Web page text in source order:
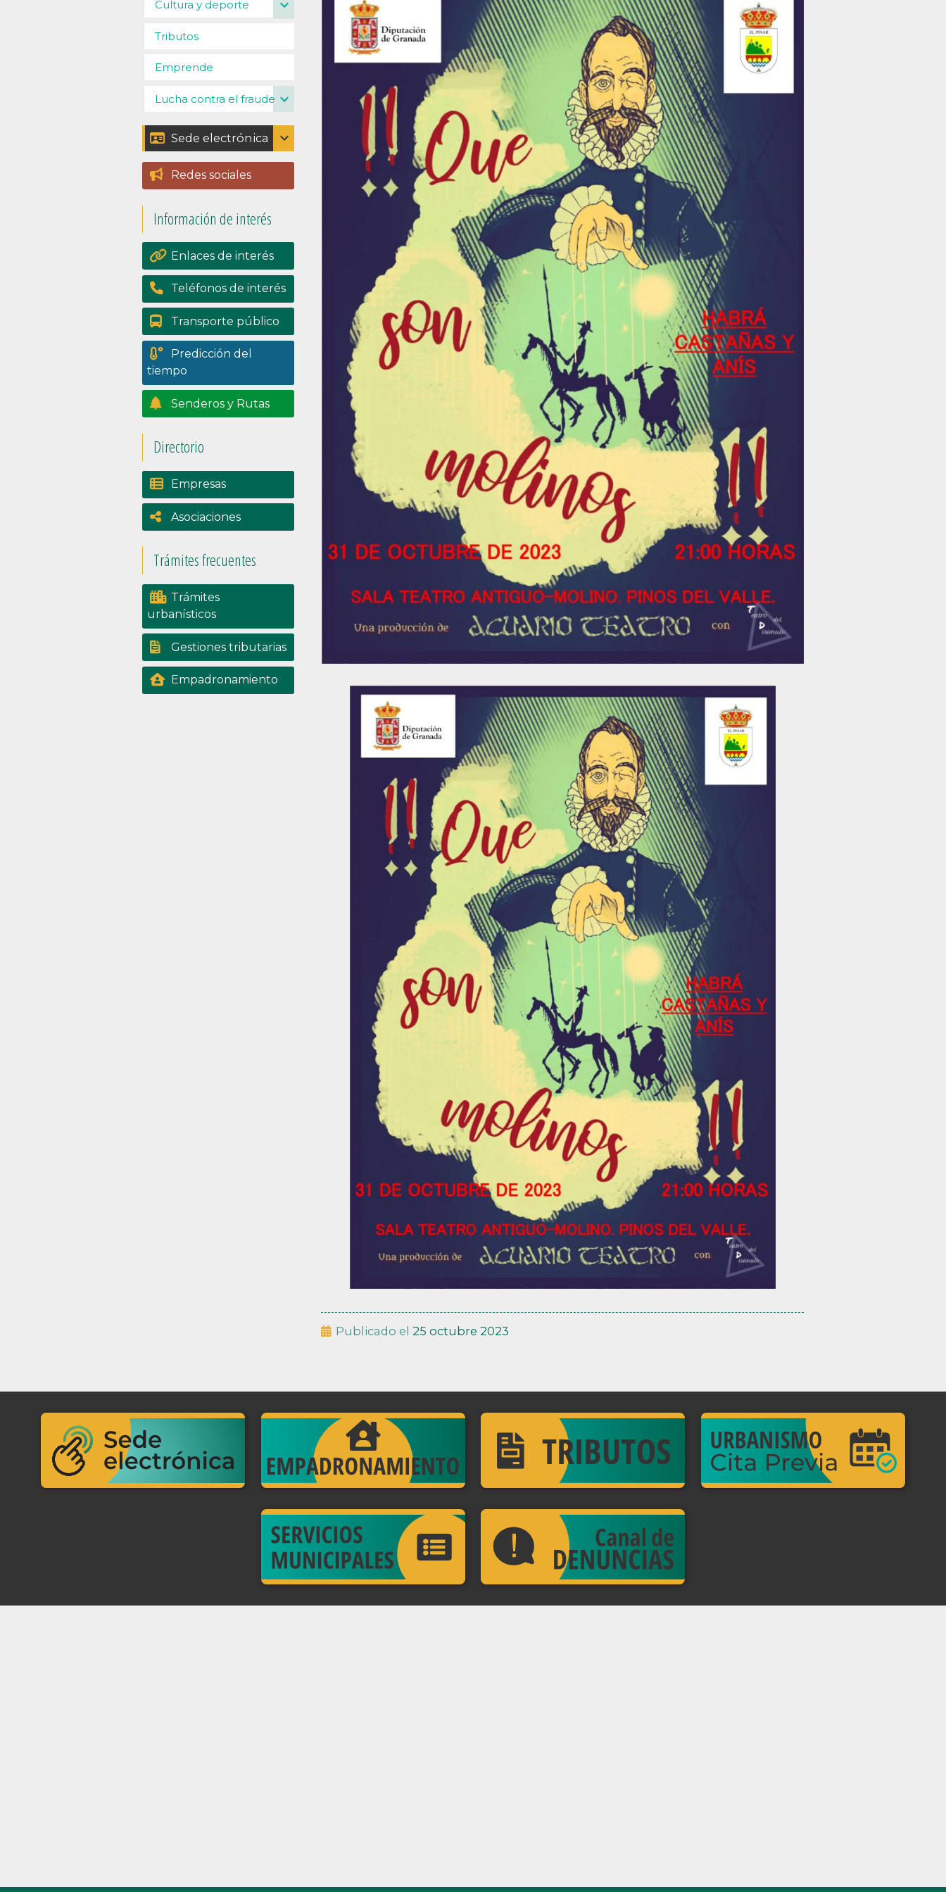
Publicado el 25 octubre 2023
Cultura y deporte expand_more
Tributos
Emprende
Lucha contra el fraude expand_more
Sede electrónica expand_more
Catálogo de trámites
Padrón
Perfil del contratante
Portal de
transpariencia
Redes sociales
Información de interés
Enlaces de interés
Teléfonos de interés
Transporte público
Predicción del
tiempo
Senderos y Rutas
Directorio
Empresas
Asociaciones
Trámites frecuentes
Trámites
urbanísticos
Gestiones tributarias
Empadronamiento